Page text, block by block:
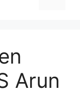
Arun